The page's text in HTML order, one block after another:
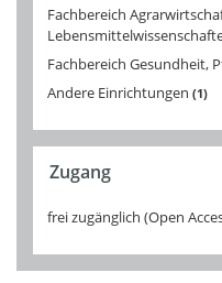
Fachbereich
Fachbereich Gesundheit,
Andere Einrichtungen 1
Zugang
frei zugänglich (Open